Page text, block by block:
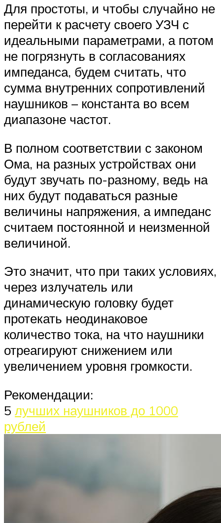
Для простоты, и чтобы случайно не
перейти к расчету своего УЗЧ с
идеальными параметрами, а потом
не погрязнуть в согласованиях
импеданса, будем считать, что
сумма внутренних сопротивлений
наушников – константа во всем
диапазоне частот.
В полном соответствии с законом
Ома, на разных устройствах они
будут звучать по-разному, ведь на
них будут подаваться разные
величины напряжения, а импеданс
считаем постоянной и неизменной
величиной.
Это значит, что при таких условиях,
через излучатель или
динамическую головку будет
протекать неодинаковое
количество тока, на что наушники
отреагируют снижением или
увеличением уровня громкости.
Рекомендации:
5 лучших наушников до 1000
рублей